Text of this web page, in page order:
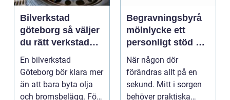
Bilverkstad
göteborg så väljer
du rätt verkstad
för din bil
En bilverkstad
Göteborg bör klara mer
än att bara byta olja
och bromsbelägg. För
Begravningsbyrå
mölnlycke ett
personligt stöd när
någon gått bort
När någon dör
förändras allt på en
sekund. Mitt i sorgen
behöver praktiska